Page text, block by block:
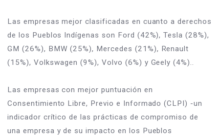
Las empresas mejor clasificadas en cuanto a derechos
de los Pueblos Indígenas son Ford (42%), Tesla (28%),
GM (26%), BMW (25%), Mercedes (21%), Renault
(15%), Volkswagen (9%), Volvo (6%) y Geely (4%)..
Las empresas con mejor puntuación en
Consentimiento Libre, Previo e Informado (CLPI) -un
indicador crítico de las prácticas de compromiso de
una empresa y de su impacto en los Pueblos